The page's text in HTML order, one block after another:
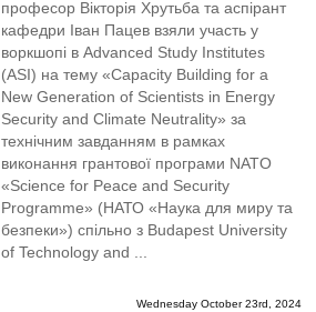
професор Вікторія Хрутьба та аспірант
кафедри Іван Пацев взяли участь у
воркшопі в Advanced Study Institutes
(ASI) на тему «Capacity Building for a
New Generation of Scientists in Energy
Security and Climate Neutrality» за
технічним завданням в рамках
виконання грантової програми NATO
«Science for Peace and Security
Programme» (НАТО «Наука для миру та
безпеки») спільно з Budapest University
of Technology and ...
Wednesday October 23rd, 2024